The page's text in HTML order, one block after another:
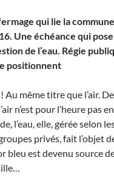
qui lie la
Une échéance qui
de l’eau. Régie
positionnent
! Au même titre que l’air.
n’est pour l’heure pas
l’eau, elle, gérée selon
privés, fait l’objet
bleu est devenu source